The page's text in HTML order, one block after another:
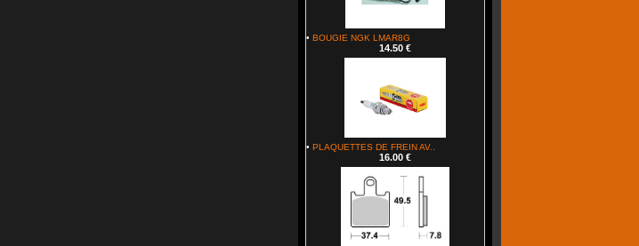
• BOUGIE NGK LMAR8G
14.50 €
• PLAQUETTES DE FREIN AV..
16.00 €